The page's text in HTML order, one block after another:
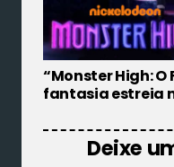
“Monster High: O
fantasia estreia
Deixe